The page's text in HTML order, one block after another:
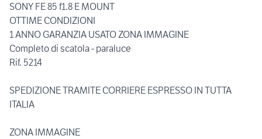
SONY FE 85 f1.8 E MOUNT
OTTIME CONDIZIONI
1 ANNO GARANZIA USATO ZONA IMMAGINE
Completo di scatola - paraluce
Rif. 5214
SPEDIZIONE TRAMITE CORRIERE ESPRESSO IN TUTTA
ITALIA
ZONA IMMAGINE